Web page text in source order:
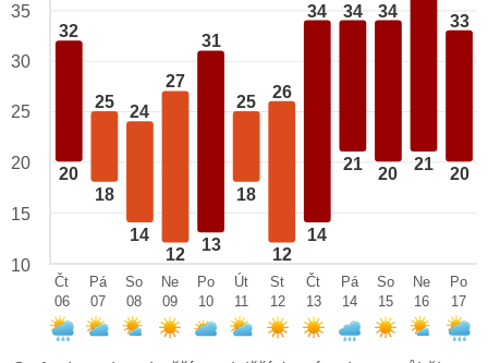
32
20
25
18
24
14
27
12
31
13
25
18
26
12
34
14
34
21
34
20
21
33
20
35
30
25
20
15
10
Čt
06
Pá
07
So
08
Ne
09
Po
10
Út
11
St
12
Čt
13
Pá
14
So
15
Ne
16
Po
17